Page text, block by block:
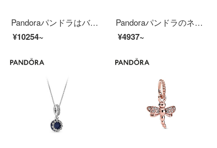
Pandoraパンドラはバラの金色の女バラ人生FY 0090ファッションアクセサリー彼女にプレゼント45 cmをプレゼントします。
¥10254~
Pandoraパンドラのネックレスの鎖骨チェーンの女性925銀の願望のきらめくネックレスの397802 CZファッションアクセサリーは彼女に贈り物をします。
¥4937~